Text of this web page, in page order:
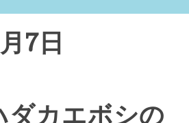
7日
ダカエボシの